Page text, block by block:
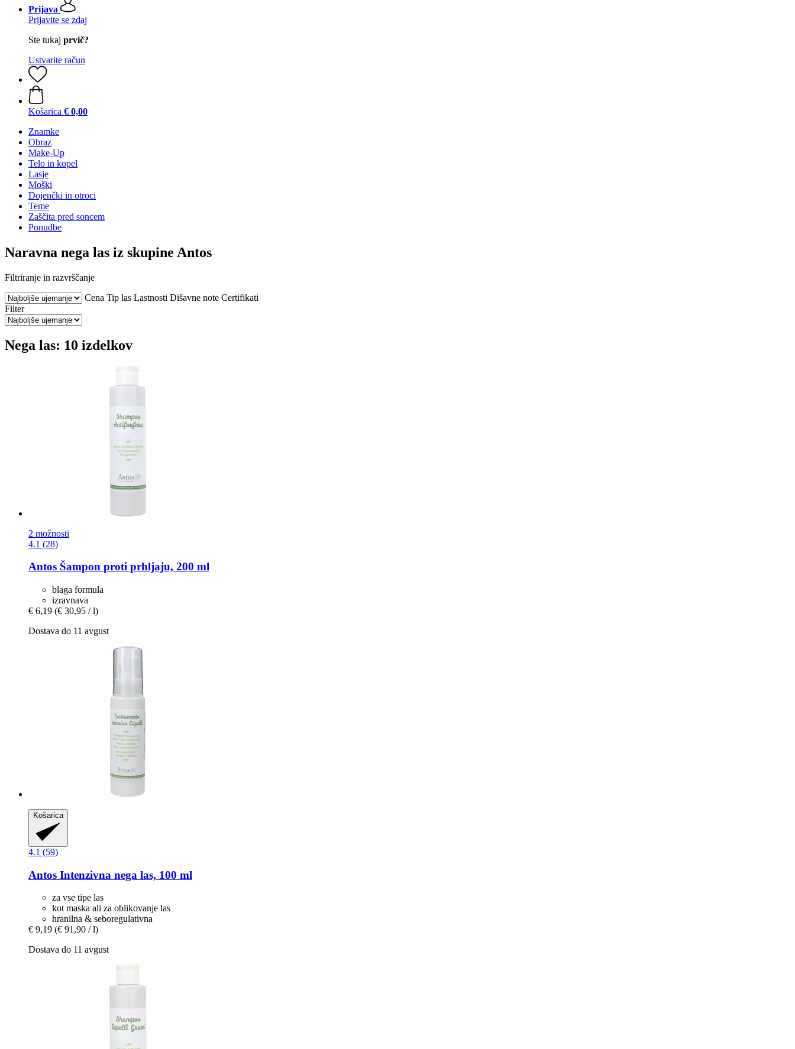
Prijava
Prijavite se zdaj
Ste tukaj prvič?
Ustvarite račun
Košarica € 0,00
Znamke
Obraz
Make-Up
Telo in kopel
Lasje
Moški
Dojenčki in otroci
Teme
Zaščita pred soncem
Ponudbe
Naravna nega las iz skupine Antos
Filtriranje in razvrščanje
Cena Tip las Lastnosti Dišavne note Certifikati
Filter
Nega las: 10 izdelkov
2 možnosti
4.1 (28)
Antos Šampon proti prhljaju, 200 ml
blaga formula
izravnava
€ 6,19 (€ 30,95 / l)
Dostava do 11 avgust
Košarica
4.1 (59)
Antos Intenzivna nega las, 100 ml
za vse tipe las
kot maska ali za oblikovanje las
hranilna & seboregulativna
€ 9,19 (€ 91,90 / l)
Dostava do 11 avgust